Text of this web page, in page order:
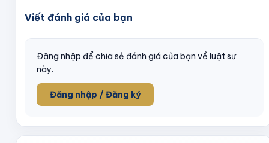
Viết đánh giá của bạn
Đăng nhập để chia sẻ đánh giá của bạn về luật sư
này.
Đăng nhập / Đăng ký